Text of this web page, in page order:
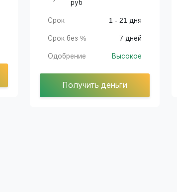
руб
Срок 1 - 21 дня
Срок без % 7 дней
Одобрение Высокое
Получить деньги